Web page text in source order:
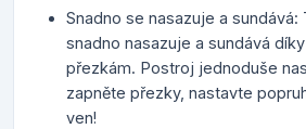
Snadno se nasazuje a
snadno nasazuje a sundává
přezkám. Postroj jednoduše
zapněte přezky, nastavte
ven!